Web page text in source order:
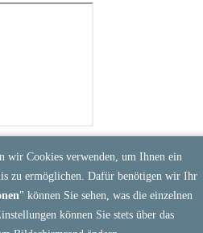
wir Cookies verwenden, um Ihnen ein
zu ermöglichen. Dafür benötigen wir Ihr
" können Sie sehen, was die einzelnen
können Sie stets über das